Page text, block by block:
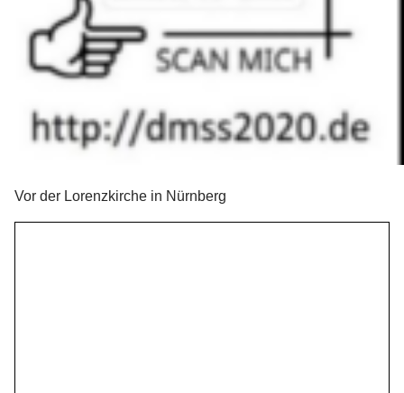
Vor der Lorenzkirche in Nürnberg